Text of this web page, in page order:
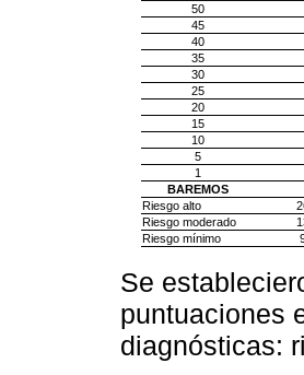
50
45
40
35
30
25
20
15
10
5
1
BAREMOS
Riesgo alto
Riesgo moderado
Riesgo mínimo
Se
puntuaciones
diagnósticas: